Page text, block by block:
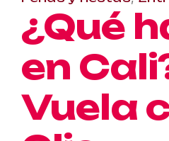
¿Qué
en
Vuela